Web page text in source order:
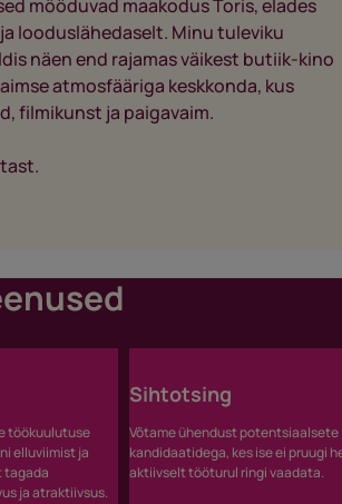
mööduvad maakodus Toris, elades
looduslähedaselt. Minu tuleviku
näen end rajamas väikest butiik-kino
atmosfääriga keskkonda, kus
filmikunst ja paigavaim.
töökuulutuse
elluviimist ja
tagada
ja atraktiivsus.
Sihtotsing
Võtame ühendust potentsiaalsete
kandidaatidega, kes ise ei pruugi
aktiivselt tööturul ringi vaadata.